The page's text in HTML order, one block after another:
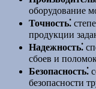
оборудование
Точность⁚
продукции
Надежность⁚
сбоев и
Безопасность⁚
безопасности